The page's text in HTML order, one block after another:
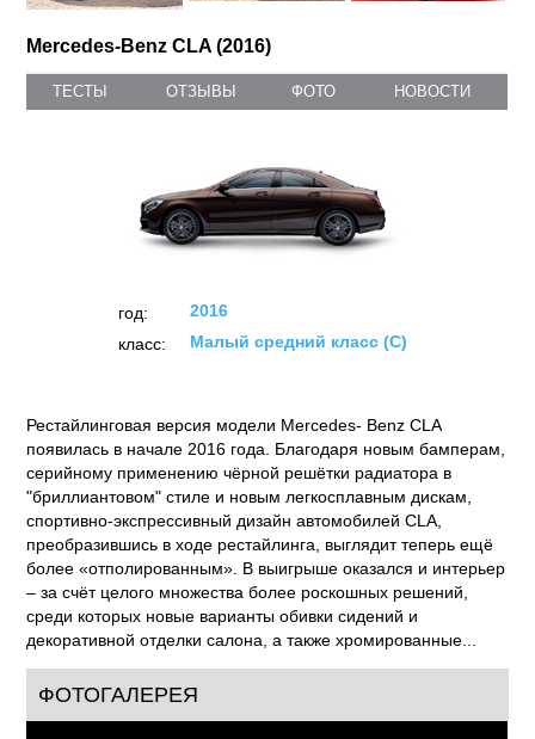
Mercedes-Benz CLA (2016)
ТЕСТЫ ОТЗЫВЫ ФОТО НОВОСТИ
год:
2016
класс:
Малый средний класс (C)
Рестайлинговая версия модели Mercedes- Benz CLA
появилась в начале 2016 года. Благодаря новым бамперам,
серийному применению чёрной решётки радиатора в
"бриллиантовом" стиле и новым легкосплавным дискам,
спортивно-экспрессивный дизайн автомобилей CLA,
преобразившись в ходе рестайлинга, выглядит теперь ещё
более «отполированным». В выигрыше оказался и интерьер
– за счёт целого множества более роскошных решений,
среди которых новые варианты обивки сидений и
декоративной отделки салона, а также хромированные...
ФОТОГАЛЕРЕЯ